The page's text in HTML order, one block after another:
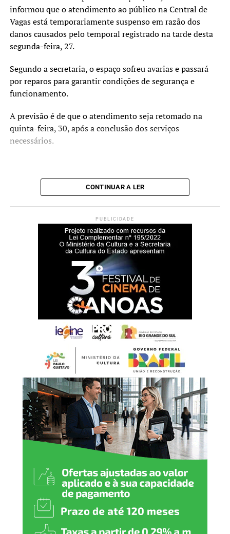
Com a assinatura do termo, Nova Santa Rita formalizou a
adesão ao programa.
O vice-prefeito Rodrigo Busato destacou que a obra deve
contribuir para as atividades desenvolvidas na escola.
“Essa intervenção vai muito
além da infraestrutura.
Estamos criando um
ambiente mais acolhedor,
acessível e adequado para o
desenvolvimento das
esportivas e de
convivência.”
A secretária municipal da Educação, Beth Colombo,
ressaltou a importância da estrutura para o cotidiano
“Uma escola bem
estruturada oferece
melhores condições para
que os estudantes
aprendam, convivam e se
desenvolvam. A reforma da
quadra e a requalificação
do pátio também
representam um avanço
importante na inclusão,
garantindo que todos os
alunos possam participar
das atividades com
segurança, conforto e
autonomia.”
informou que o atendimento ao público na Central de
Vagas está temporariamente suspenso em razão dos
danos causados pelo temporal registrado na tarde desta
segunda-feira, 27.
Segundo a secretaria, o espaço sofreu avarias e passará
por reparos para garantir condições de segurança e
funcionamento.
A previsão é de que o atendimento seja retomado na
quinta-feira, 30, após a conclusão dos serviços
necessários.
CONTINUAR A LER
PUBLICIDADE